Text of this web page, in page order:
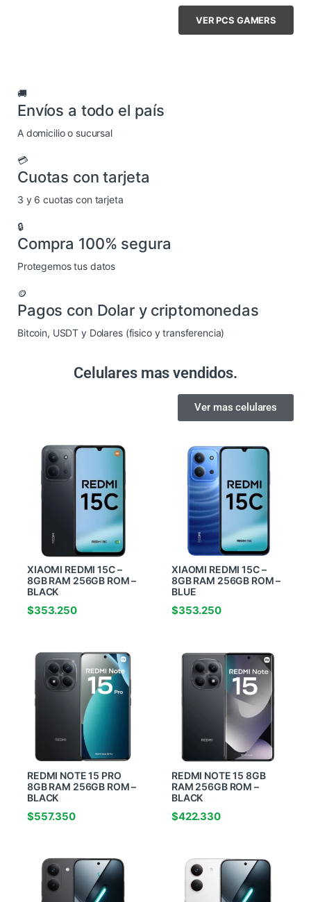
VER PCS GAMERS
🚚
Envíos a todo el país
A domicilio o sucursal
💳
Cuotas con tarjeta
3 y 6 cuotas con tarjeta
🔒
Compra 100% segura
Protegemos tus datos
🪙
Pagos con Dolar y criptomonedas
Bitcoin, USDT y Dolares (fisico y transferencia)
Celulares mas vendidos.
Ver mas celulares
XIAOMI REDMI 15C –
8GB RAM 256GB ROM –
BLACK
$353.250
XIAOMI REDMI 15C –
8GB RAM 256GB ROM –
BLUE
$353.250
REDMI NOTE 15 PRO
8GB RAM 256GB ROM –
BLACK
$557.350
REDMI NOTE 15 8GB
RAM 256GB ROM –
BLACK
$422.330